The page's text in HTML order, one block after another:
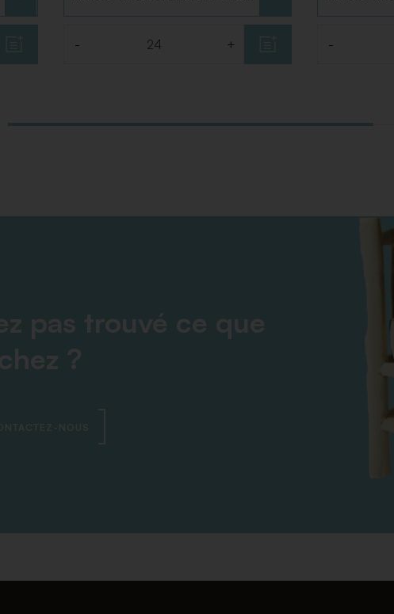
- + -
pas trouvé ce que
?
NOUS